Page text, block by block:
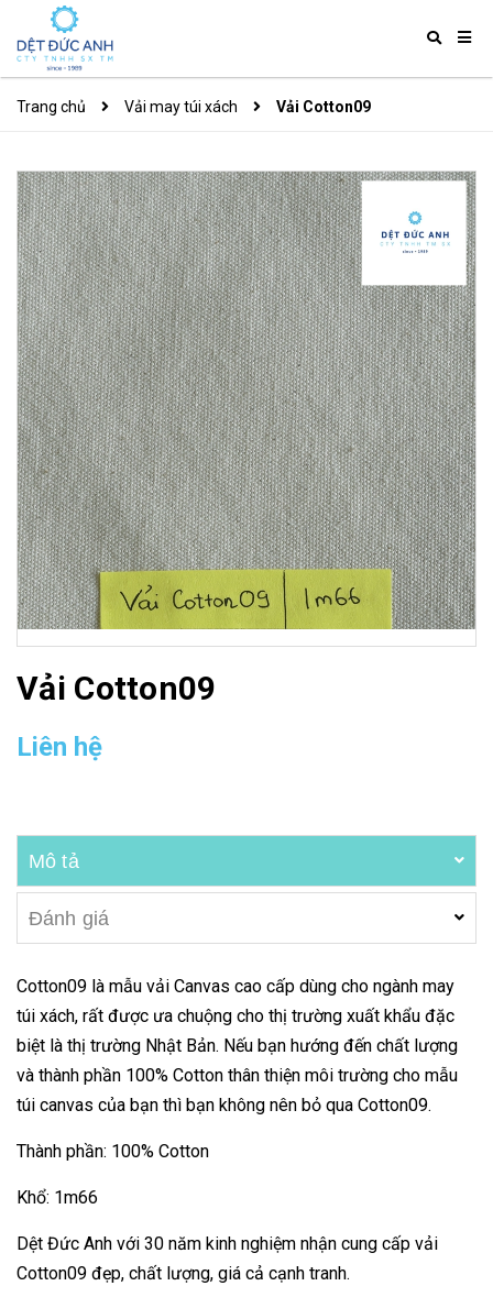
Trang chủ Vải may túi xách Vải Cotton09
Vải Cotton09
Liên hệ
Mô tả
Đánh giá
Cotton09 là mẫu vải Canvas cao cấp dùng cho ngành may
túi xách, rất được ưa chuộng cho thị trường xuất khẩu đặc
biệt là thị trường Nhật Bản. Nếu bạn hướng đến chất lượng
và thành phần 100% Cotton thân thiện môi trường cho mẫu
túi canvas của bạn thì bạn không nên bỏ qua Cotton09.
Thành phần: 100% Cotton
Khổ: 1m66
Dệt Đức Anh với 30 năm kinh nghiệm nhận cung cấp vải
Cotton09 đẹp, chất lượng, giá cả cạnh tranh.